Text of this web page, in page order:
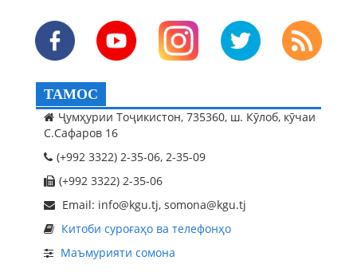
ТАМОС
Ҷумҳурии Тоҷикистон, 735360, ш. Кӯлоб, кӯчаи
С.Сафаров 16
(+992 3322) 2-35-06, 2-35-09
(+992 3322) 2-35-06
Email: info@kgu.tj, somona@kgu.tj
Китоби суроғаҳо ва телефонҳо
Маъмурияти сомона